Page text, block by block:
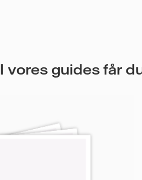
I vores guides får